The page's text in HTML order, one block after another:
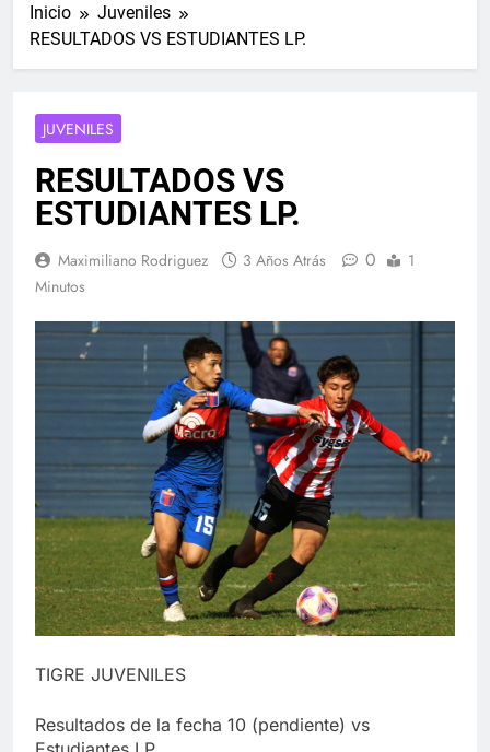
Inicio
Juveniles
RESULTADOS VS ESTUDIANTES LP.
JUVENILES
RESULTADOS VS
ESTUDIANTES LP.
Maximiliano Rodriguez 3 Años Atrás 0
1
Minutos
TIGRE JUVENILES
Resultados de la fecha 10 (pendiente) vs